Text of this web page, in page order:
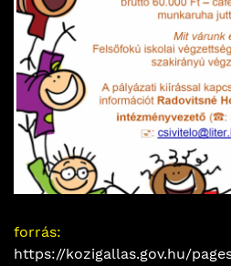
forrás:
https://kozigallas.gov.hu/